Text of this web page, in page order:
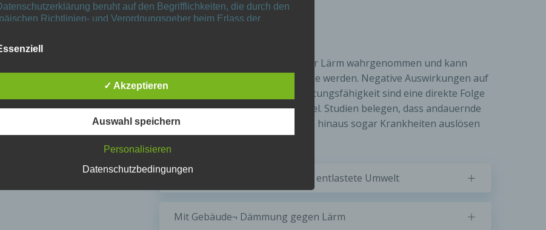
Schallschutz
Zu starker Schall wird als störender Lärm wahrgenommen und kann
schnell zur nervlichen Zerreißprobe werden. Negative Auswirkungen auf
die eigene Konzentration und Leistungsfähigkeit sind eine direkte Folge
von einem zu lauten Geräuschpegel. Studien belegen, dass andauernde
Beschallung über genormte Werte hinaus sogar Krankheiten auslösen
kann.
Effektiver Schallschutz für eine entlastete Umwelt
Mit Gebäude¬ Dämmung gegen Lärm
beruht auf den Begrifflichkeiten, die durch den
Richtlinien- und Verordnungsgeber beim Erlass der
soll sowohl für die Öffentlichkeit als auch für unsere
und Geschäftspartner einfach lesbar und verständlich sein. Um
in dieser Datenschutzerklärung unter anderem die
oder identifizierbare natürliche Person (im Folgenden
zu einer Online-Kennung oder zu einem oder mehreren
✓ Akzeptieren
Auswahl speichern
Personalisieren
Datenschutzbedingungen